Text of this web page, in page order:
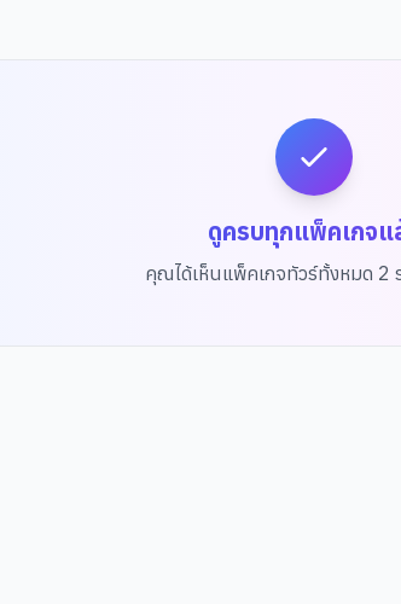
ดูครบทุกแพ็คเกจแ
คุณได้เห็นแพ็คเกจทัวร์ทั้งหมด 2